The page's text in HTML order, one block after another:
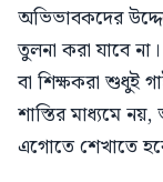
অভিভাবকদের
তুলনা করা যাবে
বা শিক্ষকরা শুধুই
শাস্তির মাধ্যমে
এগোতে শেখাতে